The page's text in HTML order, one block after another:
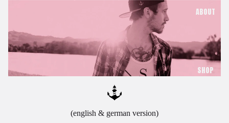
ABOUT
SHOP
(english & german version)